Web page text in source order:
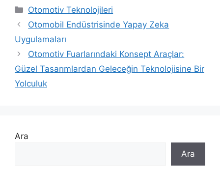
Kategoriler
Otomotiv Teknolojileri
Otomobil Endüstrisinde Yapay Zeka
Uygulamaları
Otomotiv Fuarlarındaki Konsept Araçlar:
Güzel Tasarımlardan Geleceğin Teknolojisine Bir
Yolculuk
Ara
Ara